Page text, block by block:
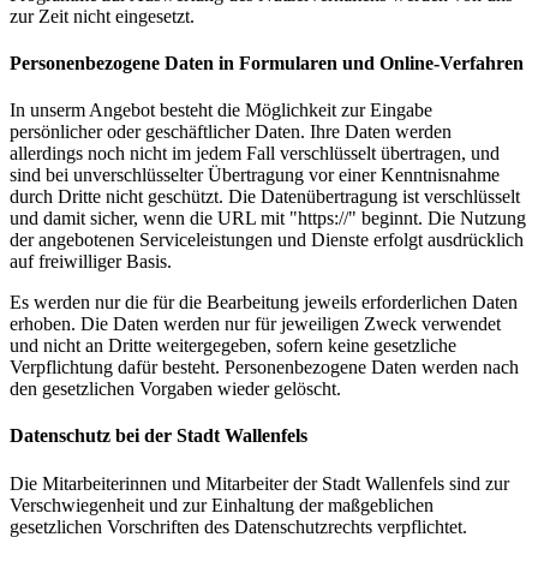
zur Zeit nicht eingesetzt.
Personenbezogene Daten in Formularen und Online-Verfahren
In unserm Angebot besteht die Möglichkeit zur Eingabe
persönlicher oder geschäftlicher Daten. Ihre Daten werden
allerdings noch nicht im jedem Fall verschlüsselt übertragen, und
sind bei unverschlüsselter Übertragung vor einer Kenntnisnahme
durch Dritte nicht geschützt. Die Datenübertragung ist verschlüsselt
und damit sicher, wenn die URL mit "https://" beginnt. Die Nutzung
der angebotenen Serviceleistungen und Dienste erfolgt ausdrücklich
auf freiwilliger Basis.
Es werden nur die für die Bearbeitung jeweils erforderlichen Daten
erhoben. Die Daten werden nur für jeweiligen Zweck verwendet
und nicht an Dritte weitergegeben, sofern keine gesetzliche
Verpflichtung dafür besteht. Personenbezogene Daten werden nach
den gesetzlichen Vorgaben wieder gelöscht.
Datenschutz bei der Stadt Wallenfels
Die Mitarbeiterinnen und Mitarbeiter der Stadt Wallenfels sind zur
Verschwiegenheit und zur Einhaltung der maßgeblichen
gesetzlichen Vorschriften des Datenschutzrechts verpflichtet.